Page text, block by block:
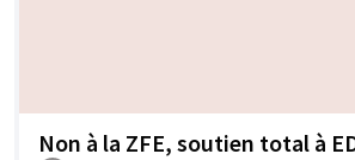
Non à la ZFE, soutien total à